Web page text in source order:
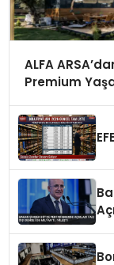
ALFA
Premium